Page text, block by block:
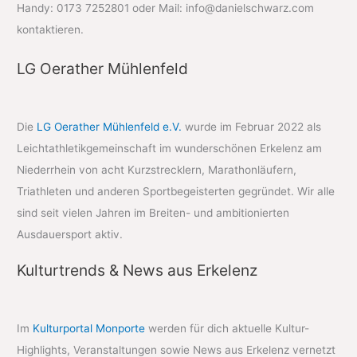
Handy: 0173 7252801 oder Mail: info@danielschwarz.com
kontaktieren.
LG Oerather Mühlenfeld
Die LG Oerather Mühlenfeld e.V. wurde im Februar 2022 als
Leichtathletikgemeinschaft im wunderschönen Erkelenz am
Niederrhein von acht Kurzstrecklern, Marathonläufern,
Triathleten und anderen Sportbegeisterten gegründet. Wir alle
sind seit vielen Jahren im Breiten- und ambitionierten
Ausdauersport aktiv.
Kulturtrends & News aus Erkelenz
Im Kulturportal Monporte werden für dich aktuelle Kultur-
Highlights, Veranstaltungen sowie News aus Erkelenz vernetzt